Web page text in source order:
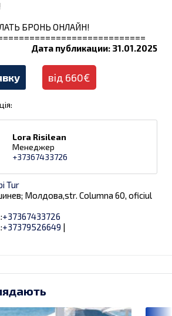
БРОНЬ ОНЛАЙН!
Дата публикации: 31.01.2025
від 660€
Lora Risilean
Менеджер
+37367433726
Tur
Молдова,str. Columna 60, oficiul
+37367433726
+37379526649 |